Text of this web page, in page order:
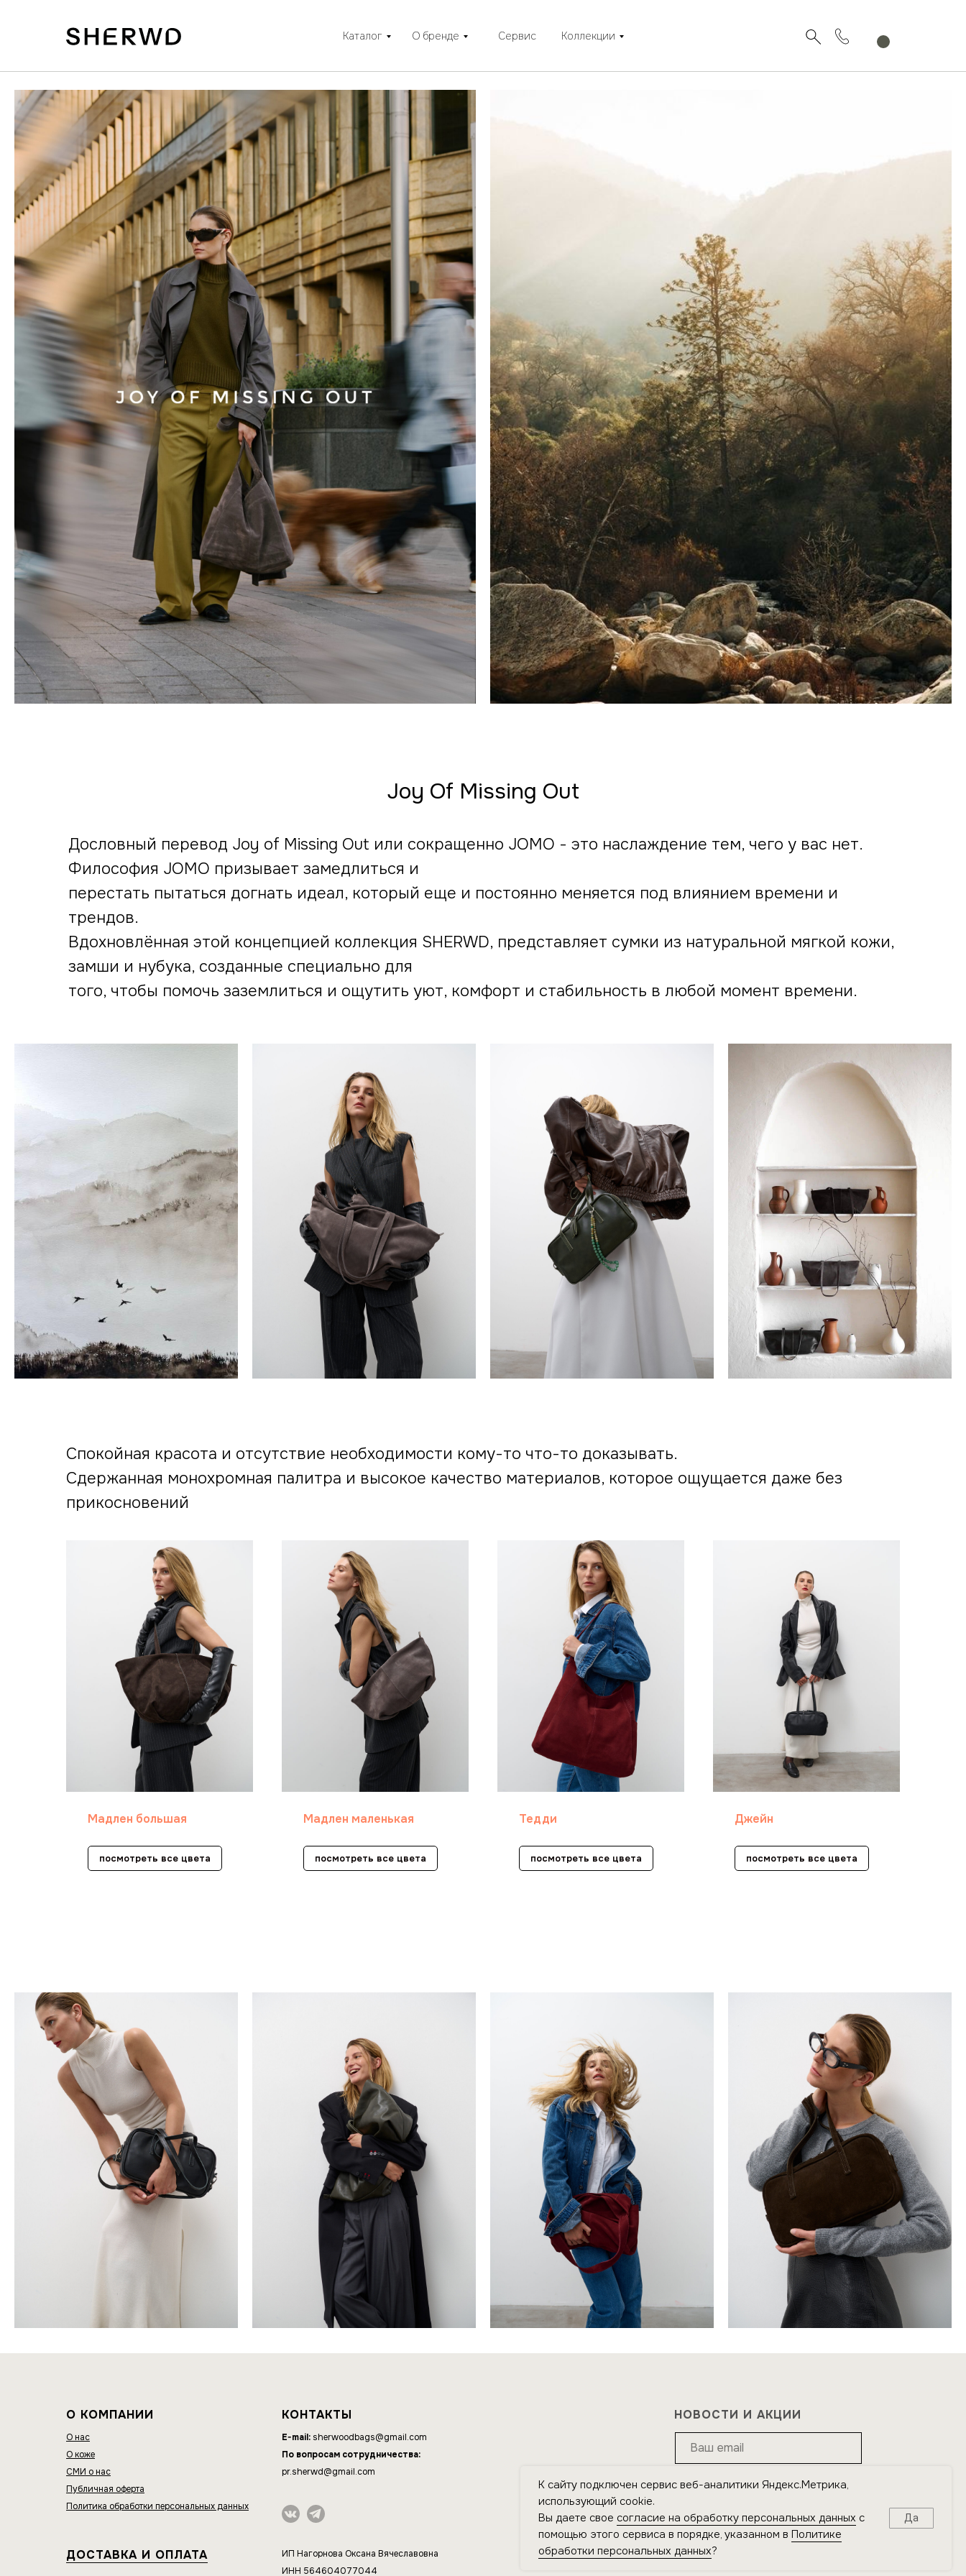
Каталог О бренде Сервис Коллекции
Joy Of Missing Out
Дословный перевод Joy of Missing Out или сокращенно JOMO - это наслаждение тем, чего у вас нет.
Философия JOMO призывает замедлиться и
перестать пытаться догнать идеал, который еще и постоянно меняется под влиянием времени и
трендов.
Вдохновлённая этой концепцией коллекция SHERWD, представляет сумки из натуральной мягкой кожи,
замши и нубука, созданные специально для
того, чтобы помочь заземлиться и ощутить уют, комфорт и стабильность в любой момент времени.
Спокойная красота и отсутствие необходимости кому-то что-то доказывать.
Сдержанная монохромная палитра и высокое качество материалов, которое ощущается даже без
прикосновений
Мадлен большая
посмотреть все цвета
Мадлен маленькая
посмотреть все цвета
Тедди
посмотреть все цвета
Джейн
посмотреть все цвета
ДОСТАВКА И ОПЛАТА
КОНТАКТЫ
E-mail: sherwoodbags@gmail.com
По вопросам сотрудничества:
pr.sherwd@gmail.com
Подписаться
Я подтверждаю ознакомление сПолитикой
обработки персональных данных и даю согласие на
обработку персональных данных
условиях, указанных в Политике
НОВОСТИ И АКЦИИ
О КОМПАНИИ
О нас
О коже
СМИ о нас
Публичная оферта
Политика обработки персональных данных
ИП Нагорнова Оксана Вячеславовна
ИНН 564604077044
К сайту подключен сервис веб-аналитики Яндекс.Метрика,
использующий cookie.
Вы даете свое согласие на обработку персональных данных с
помощью этого сервиса в порядке, указанном в Политике
обработки персональных данных?
Да